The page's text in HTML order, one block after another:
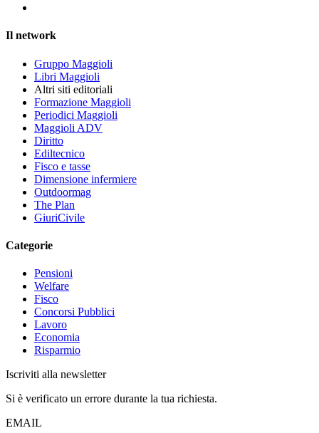
Il network
Gruppo Maggioli
Libri Maggioli
Altri siti editoriali
Formazione Maggioli
Periodici Maggioli
Maggioli ADV
Diritto
Ediltecnico
Fisco e tasse
Dimensione infermiere
Outdoormag
The Plan
GiuriCivile
Categorie
Pensioni
Welfare
Fisco
Concorsi Pubblici
Lavoro
Economia
Risparmio
Iscriviti alla newsletter
Si è verificato un errore durante la tua richiesta.
EMAIL